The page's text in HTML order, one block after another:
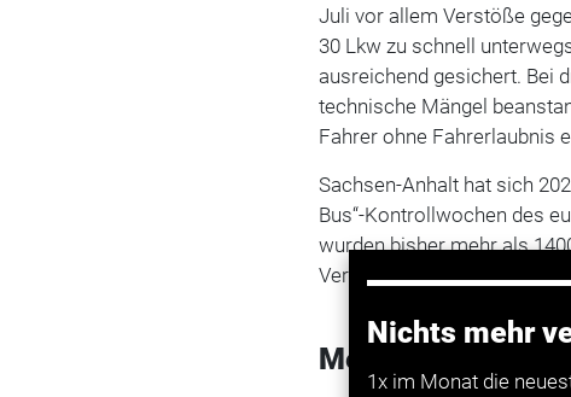
Nichts mehr
1x im Monat die
Juli vor allem Verstöße
30 Lkw zu schnell
ausreichend gesichert. Bei
technische Mängel
Fahrer ohne Fahrerlaubnis
Sachsen-Anhalt hat sich
Bus“-Kontrollwochen des
wurden bisher mehr als
Verstöße festgestellt (tb/
Mehr zum Thema